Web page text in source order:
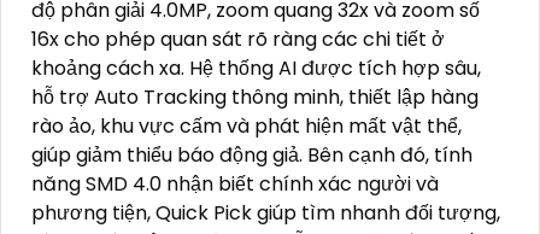
độ phân giải 4.0MP, zoom quang 32x và zoom số
16x cho phép quan sát rõ ràng các chi tiết ở
khoảng cách xa. Hệ thống AI được tích hợp sâu,
hỗ trợ Auto Tracking thông minh, thiết lập hàng
rào ảo, khu vực cấm và phát hiện mất vật thể,
giúp giảm thiểu báo động giả. Bên cạnh đó, tính
năng SMD 4.0 nhận biết chính xác người và
phương tiện, Quick Pick giúp tìm nhanh đối tượng,